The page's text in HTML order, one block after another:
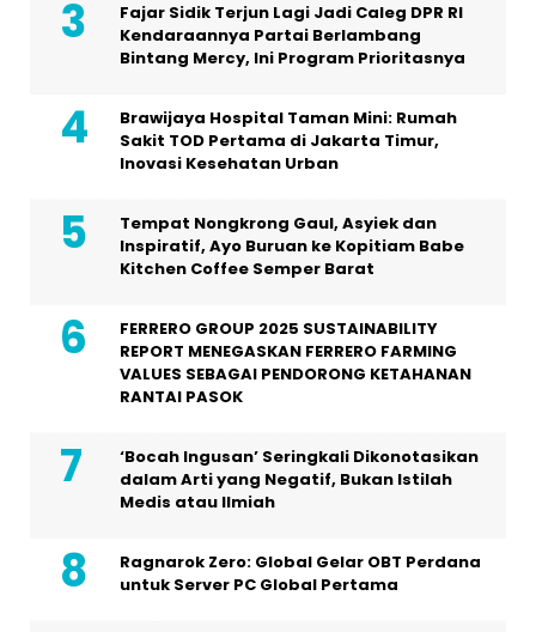
Fajar Sidik Terjun Lagi Jadi Caleg DPR RI
Kendaraannya Partai Berlambang
Bintang Mercy, Ini Program Prioritasnya
Brawijaya Hospital Taman Mini: Rumah
Sakit TOD Pertama di Jakarta Timur,
Inovasi Kesehatan Urban
Tempat Nongkrong Gaul, Asyiek dan
Inspiratif, Ayo Buruan ke Kopitiam Babe
Kitchen Coffee Semper Barat
FERRERO GROUP 2025 SUSTAINABILITY
REPORT MENEGASKAN FERRERO FARMING
VALUES SEBAGAI PENDORONG KETAHANAN
RANTAI PASOK
‘Bocah Ingusan’ Seringkali Dikonotasikan
dalam Arti yang Negatif, Bukan Istilah
Medis atau Ilmiah
Ragnarok Zero: Global Gelar OBT Perdana
untuk Server PC Global Pertama